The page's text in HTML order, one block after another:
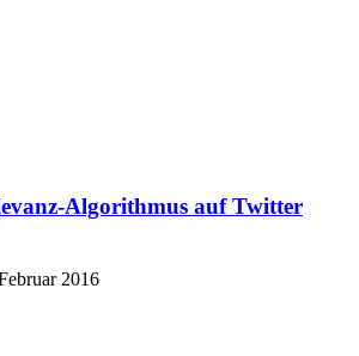
Algorithmus auf Twitter
2016